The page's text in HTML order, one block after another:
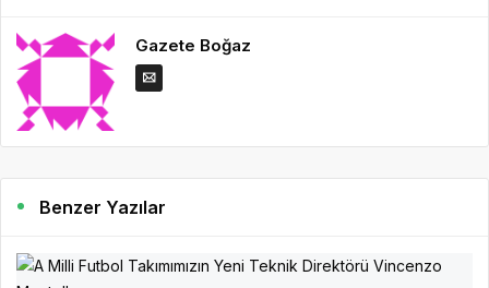
Gazete Boğaz
Benzer Yazılar